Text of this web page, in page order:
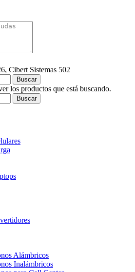
Cibert Sistemas 502
Buscar
los productos que está buscando.
Buscar
Alámbricos
Inalámbricos